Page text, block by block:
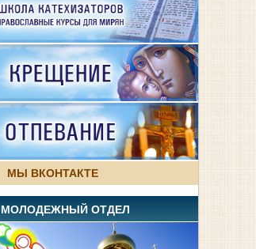
МЫ ВКОНТАКТЕ
МОЛОДЕЖНЫЙ ОТДЕЛ